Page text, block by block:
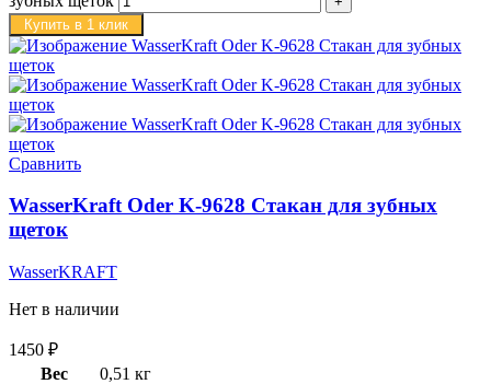
Купить в 1 клик
Сравнить
WasserKraft Oder K-9628 Стакан для зубных
щеток
WasserKRAFT
Нет в наличии
1450 ₽
Вес
0,51 кг